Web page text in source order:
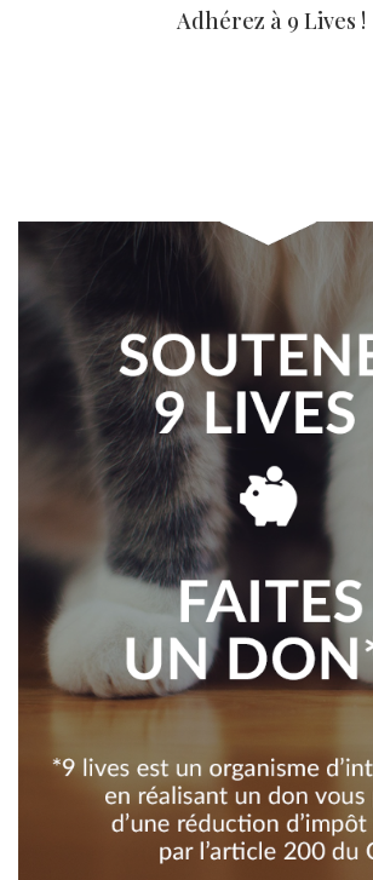
Adhérez à 9 Lives !